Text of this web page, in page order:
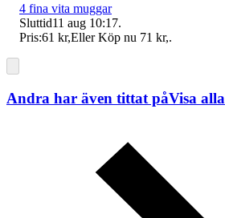
4 fina vita muggar
Sluttid11 aug 10:17.
Pris:61 kr,Eller Köp nu 71 kr,.
Andra har även tittat påVisa alla